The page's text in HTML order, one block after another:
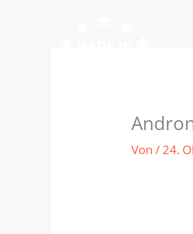
Von/24.